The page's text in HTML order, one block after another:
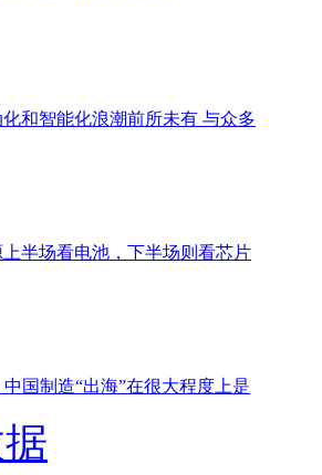
和智能化浪潮前所未有 与众多
半场看电池，下半场则看芯片
国制造“出海”在很大程度上是